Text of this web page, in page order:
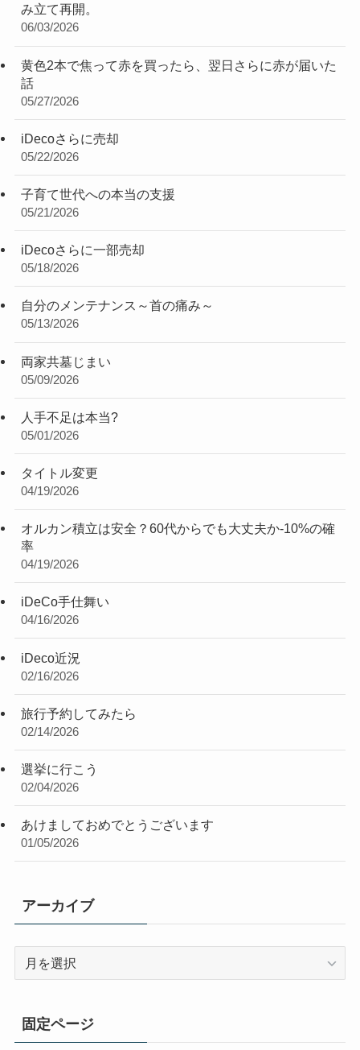
み立て再開。
06/03/2026
黄色2本で焦って赤を買ったら、翌日さらに赤が届いた
話
05/27/2026
iDecoさらに売却
05/22/2026
子育て世代への本当の支援
05/21/2026
iDecoさらに一部売却
05/18/2026
自分のメンテナンス～首の痛み～
05/13/2026
両家共墓じまい
05/09/2026
人手不足は本当?
05/01/2026
タイトル変更
04/19/2026
オルカン積立は安全？60代からでも大丈夫か-10%の確
率
04/19/2026
iDeCo手仕舞い
04/16/2026
iDeco近況
02/16/2026
旅行予約してみたら
02/14/2026
選挙に行こう
02/04/2026
あけましておめでとうございます
01/05/2026
アーカイブ
イ
ブ
固定ページ